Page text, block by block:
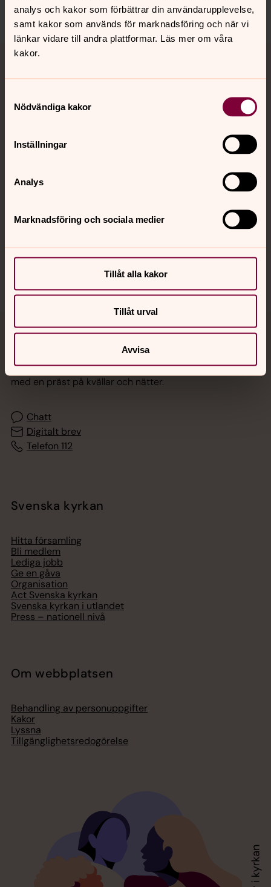
analys och kakor som förbättrar din användarupplevelse,
samt kakor som används för marknadsföring och när vi
länkar vidare till andra plattformar. Läs mer om våra
kakor.
Nödvändiga kakor
Inställningar
Analys
Marknadsföring och sociala medier
Tillåt alla kakor
Tillåt urval
Avvisa
Dela
Tillbaka till toppen
Tillbaka till innehållet
Kontakt
Kalender
Sociala kanaler
Akut samtals- och krisstöd. Prata eller chatta anonymt
med en präst på kvällar och nätter.
Chatt
Digitalt brev
Telefon 112
Svenska kyrkan
Hitta församling
Bli medlem
Lediga jobb
Ge en gåva
Organisation
Act Svenska kyrkan
Svenska kyrkan i utlandet
Press – nationell nivå
Om webbplatsen
Behandling av personuppgifter
Kakor
Lyssna
Tillgänglighetsredogörelse